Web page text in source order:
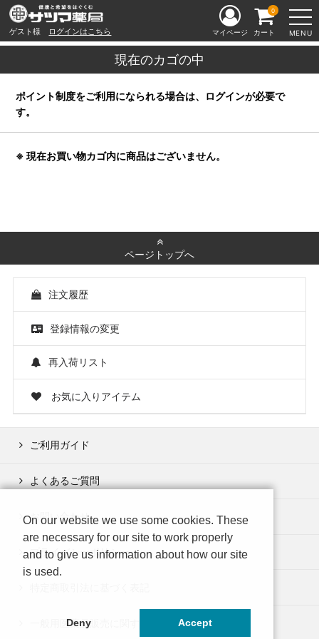
ゲスト様 ログインはこちら MENU
マイページ カート
0
現在のカゴの中
ポイント制度をご利用になられる場合は、ログインが必要で
す。
※ 現在お買い物カゴ内に商品はございません。
ページトップへ
注文履歴
登録情報の変更
再入荷リスト
お気に入りアイテム
ご利用ガイド
よくあるご質問
お問い合わせ
プライバシーポリシー
一般用医薬品販売に関する制度の表示事項
On our website we use some cookies. These
are necessary for our site to work properly
and to give us information about how our site
is used.
Deny Accept